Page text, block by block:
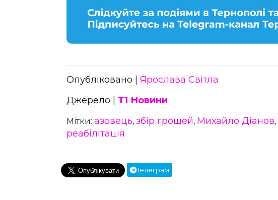
Опубліковано | Ярослава Світла
Джерело | Т1 Новини
Мітки: азовець, збір грошей, Михайло Діанов,
реабілітація
Телеграм